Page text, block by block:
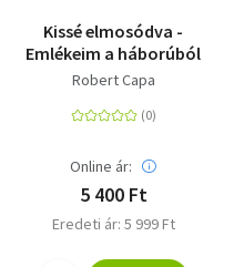
Kissé elmosódva -
Emlékeim a háborúból
Robert Capa
Online ár:
5 400 Ft
Eredeti ár: 5 999 Ft